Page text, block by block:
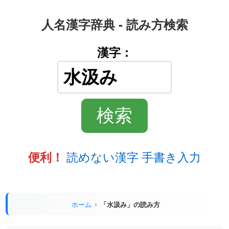
人名漢字辞典 - 読み方検索
漢字：
便利！ 読めない漢字 手書き入力
ホーム 「水汲み」の読み方